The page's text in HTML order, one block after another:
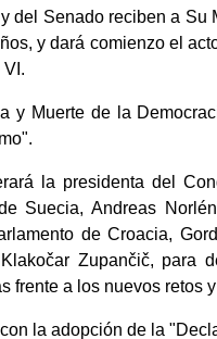
del Senado reciben a Su
y dará comienzo el
y Muerte de la
la presidenta del
Suecia, Andreas
de Croacia,
Zupančič, para
frente a los nuevos retos
la adopción de la